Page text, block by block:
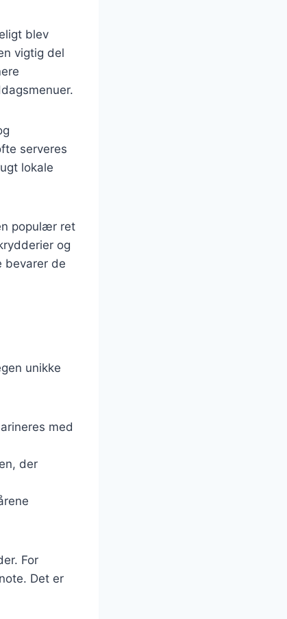
blev
vigtig del
serveres
lokale
populær ret
og
bevarer de
unikke
med
der
For
Det er